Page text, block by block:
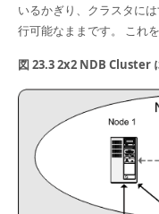
いるかぎり、クラスタに
行可能なままです。 これ
図 23.3 2x2 NDB Cluster